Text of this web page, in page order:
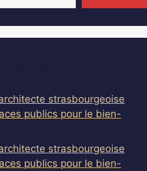
strasbourgeoise
publics pour le bien-
strasbourgeoise
publics pour le bien-